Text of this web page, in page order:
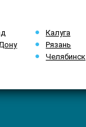
Калуга
Рязань
Челябинск